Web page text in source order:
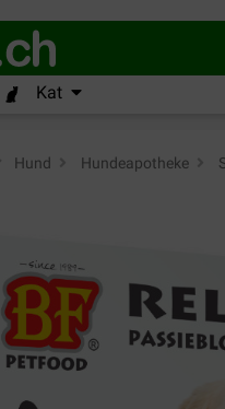
Kat
Hund Hundeapotheke